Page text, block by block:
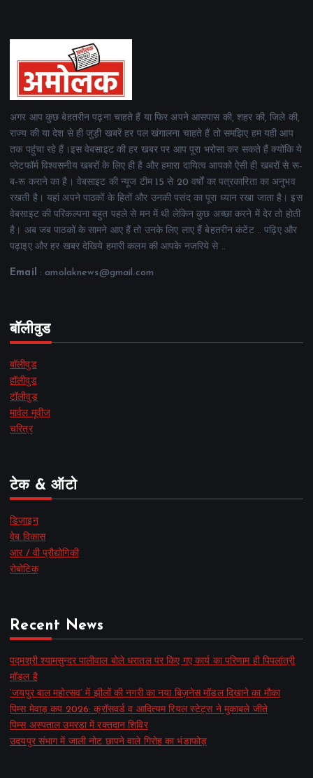
अगर आप कुछ बेहतरीन पढ़ना चाहते हैं या फिर अपने आसपास की, शहर की, जिले की,
राज्य की या देश से ही जुड़ी खबरें हर पल खंगालना चाहते हैं तो समझिए हम यही आप
तक पहुंचा रहे हैं।इस वेबसाइट की हर खबर पर आप पूरा भरोसा कर सकते हैं क्योंकि ये
प्लेटफॉर्म विश्वसनीय खबरों के लिए ही है और हमारा दायित्व आपको ऐसी ही खबरों से रू-
ब-रू कराने का है। वेबसाइट की न्यूज टीम 15 से 20 वर्षों का पत्रकारिता का अनुभव
रखती है। यहां अपने पाठकों के हितों और उनकी पसंद का पूरा ध्यान रखा जाता है। इस
वेबसाइट की परिकल्पना बहुत पहले से मन में थी लेकिन कुछ अच्छा करने में देर तो होती
है। अब जब पाठकों के सामने आए हैं तो उनके लिए लाए हैं बेहतरीन कंटेंट .. पढ़िए और
पढ़ाइए और हर खबर देखिये हमारी कलम की आपके नजरिये से ..
Email : amolaknews@gmail.com
बॉलीवुड
बॉलीवुड
हॉलीवुड
टॉलीवुड
मार्वल मूवीज
चरित्र
टेक & ऑटो
डिज़ाइन
वेब विकास
आर / वी प्रौद्योगिकी
रोबोटिक
Recent News
पद्मश्री श्यामसुन्दर पालीवाल बोले धरातल पर किए गए कार्य का परिणाम ही पिपलांत्री
मॉडल है
‘जयपुर बाल महोत्सव’ में झीलों की नगरी का नया बिज़नेस मॉडल दिखाने का मौका
पिम्स मेवाड़ कप 2026: क्रॉसवर्ड व आदित्यम रियल स्टेट्स ने मुकाबले जीते
पिम्स अस्पताल उमरडा में रक्तदान शिविर
उदयपुर संभाग में जाली नोट छापने वाले गिरोह का भंडाफोड़